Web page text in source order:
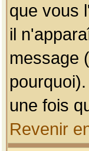
que vous
il
message
une fois
Revenir